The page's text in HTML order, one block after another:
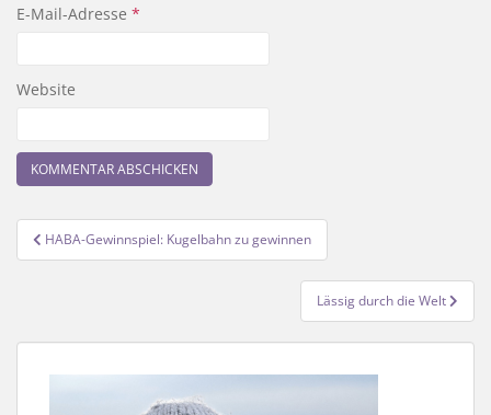
E-Mail-Adresse *
Website
Beitragsnavigation
HABA-Gewinnspiel: Kugelbahn zu gewinnen
Lässig durch die Welt